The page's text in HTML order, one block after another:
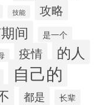
技能 攻略
间 是一个
疫情 的人
自己的
都是 长辈